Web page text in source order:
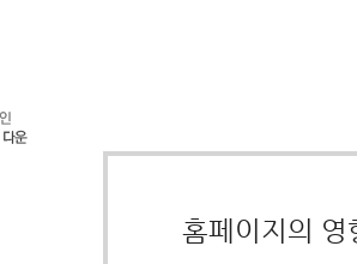
홈페이지의 영